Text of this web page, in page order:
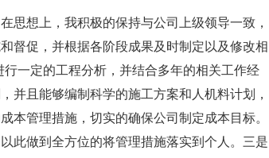
思想上，我积极的保持与公司上级领导一致，
督促，并根据各阶段成果及时制定以及修改相
一定的工程分析，并结合多年的相关工作经
并且能够编制科学的施工方案和人机料计划，
本管理措施，切实的确保公司制定成本目标。
此做到全方位的将管理措施落实到个人。三是